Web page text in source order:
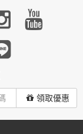
領取優惠